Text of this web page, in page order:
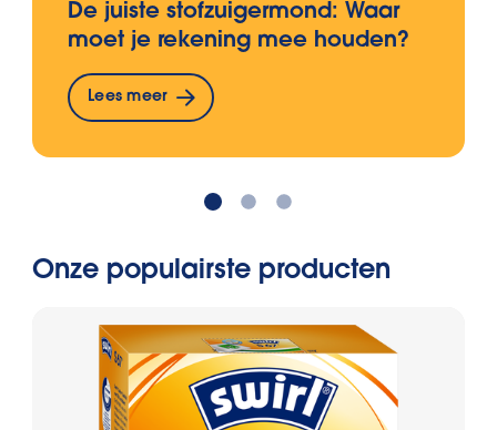
De juiste stofzuigermond: Waar
moet je rekening mee houden?
Lees meer
Onze populairste producten